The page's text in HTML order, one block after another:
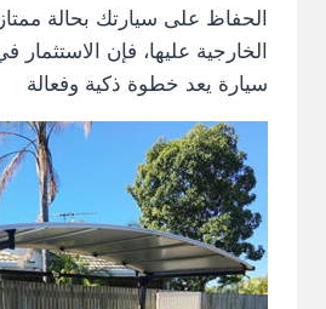
الحفاظ على سيارتك بحالة
الخارجية عليها، فإن
سيارة يعد خطوة ذكية وفعالة